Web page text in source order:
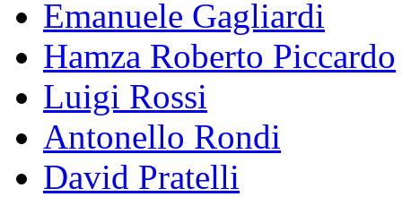
Emanuele Gagliardi
Hamza Roberto Piccardo
Luigi Rossi
Antonello Rondi
David Pratelli